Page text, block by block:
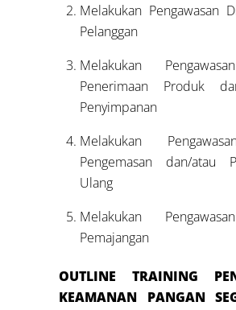
Melakukan Pengawasan
Pelanggan
Melakukan
Penerimaan Produk
Penyimpanan
Melakukan
Pengemasan dan/atau
Ulang
Melakukan
Pemajangan
OUTLINE TRAINING
KEAMANAN PANGAN